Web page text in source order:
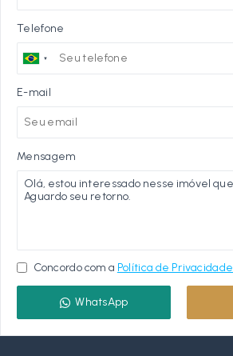
Telefone
E-mail
Mensagem
Concordo com a Política de Privacidade
WhatsApp